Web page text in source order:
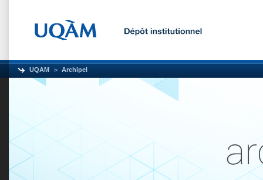
UQAM Archipel